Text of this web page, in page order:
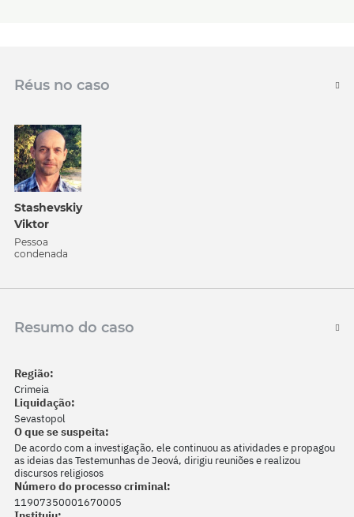
Réus no caso
Stashevskiy
Viktor
Pessoa
condenada
Resumo do caso
Região:
Crimeia
Liquidação:
Sevastopol
O que se suspeita:
De acordo com a investigação, ele continuou as atividades e propagou
as ideias das Testemunhas de Jeová, dirigiu reuniões e realizou
discursos religiosos
Número do processo criminal:
11907350001670005